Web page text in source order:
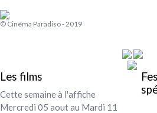
Festival - soirée
© Cinéma Paradiso - 2019
Les films
Cette semaine à l'affiche
Mercredi 05 aout au Mardi 11